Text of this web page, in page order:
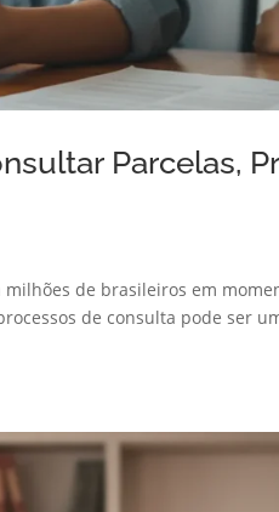
Parcelas,
de brasileiros em
de consulta pode ser